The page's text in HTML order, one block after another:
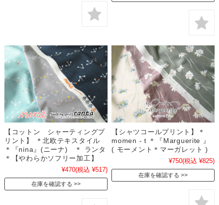
【コットン シャーティングプ
リント】 ＊北欧テキスタイル
＊『nina』(ニーナ) ＊ ランタ
＊【やわらかソフリー加工】
¥470(税込 ¥517)
在庫を確認する
【シャツコールプリント】＊
momen - t ＊『Marguerite 』
( モーメント＊マーガレット )
¥750(税込 ¥825)
在庫を確認する